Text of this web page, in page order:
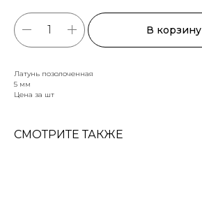
В корзину
Латунь позолоченная
5 мм
Цена за шт
СМОТРИТЕ ТАКЖЕ